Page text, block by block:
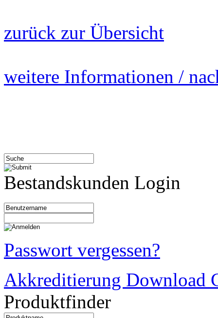
zurück zur Übersicht
weitere Informationen /
Bestandskunden Login
Passwort vergessen?
Akkreditierung Download
Produktfinder